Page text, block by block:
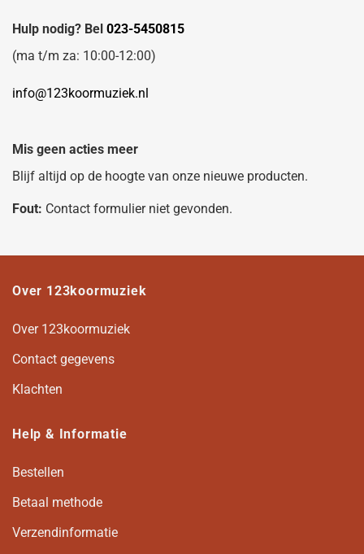
Hulp nodig? Bel 023-5450815
(ma t/m za: 10:00-12:00)
info@123koormuziek.nl
Mis geen acties meer
Blijf altijd op de hoogte van onze nieuwe producten.
Fout: Contact formulier niet gevonden.
Over 123koormuziek
Over 123koormuziek
Contact gegevens
Klachten
Help & Informatie
Bestellen
Betaal methode
Verzendinformatie